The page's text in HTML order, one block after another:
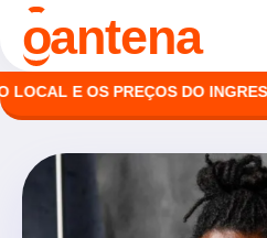
oantena
E OS PREÇOS DO INGRESSO